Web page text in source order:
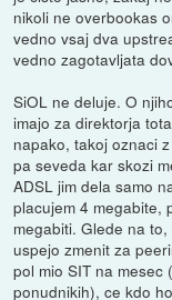
nikoli ne overbookas
vedno vsaj dva
vedno zagotavljata
SiOL ne deluje. O
imajo za direktorja
napako, takoj oznaci
pa seveda kar skozi
ADSL jim dela samo
placujem 4 megabite,
megabiti. Glede na
uspejo zmenit za
pol mio SIT na
ponudnikih), ce kdo